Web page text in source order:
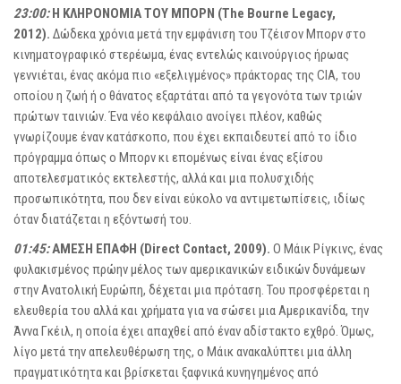
23:00: Η ΚΛΗΡΟΝΟΜΙΑ ΤΟΥ ΜΠΟΡΝ (The Bourne Legacy,
2012). Δώδεκα χρόνια μετά την εμφάνιση του Τζέισον Μπορν στο
κινηματογραφικό στερέωμα, ένας εντελώς καινούργιος ήρωας
γεννιέται, ένας ακόμα πιο «εξελιγμένος» πράκτορας της CIA, του
οποίου η ζωή ή ο θάνατος εξαρτάται από τα γεγονότα των τριών
πρώτων ταινιών. Ένα νέο κεφάλαιο ανοίγει πλέον, καθώς
γνωρίζουμε έναν κατάσκοπο, που έχει εκπαιδευτεί από το ίδιο
πρόγραμμα όπως ο Μπορν κι επομένως είναι ένας εξίσου
αποτελεσματικός εκτελεστής, αλλά και μια πολυσχιδής
προσωπικότητα, που δεν είναι εύκολο να αντιμετωπίσεις, ιδίως
όταν διατάζεται η εξόντωσή του.
01:45:ΑΜΕΣΗ ΕΠΑΦΗ (Direct Contact, 2009). Ο Μάικ Ρίγκινς, ένας
φυλακισμένος πρώην μέλος των αμερικανικών ειδικών δυνάμεων
στην Ανατολική Ευρώπη, δέχεται μια πρόταση. Του προσφέρεται η
ελευθερία του αλλά και χρήματα για να σώσει μια Αμερικανίδα, την
Άννα Γκέιλ, η οποία έχει απαχθεί από έναν αδίστακτο εχθρό. Όμως,
λίγο μετά την απελευθέρωση της, ο Μάικ ανακαλύπτει μια άλλη
πραγματικότητα και βρίσκεται ξαφνικά κυνηγημένος από